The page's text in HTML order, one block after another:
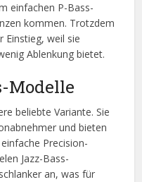
einfachen P-Bass-
kommen. Trotzdem
Einstieg, weil sie
Ablenkung bietet.
Modelle
beliebte Variante. Sie
und bieten
Precision-
Jazz-Bass-
an, was für